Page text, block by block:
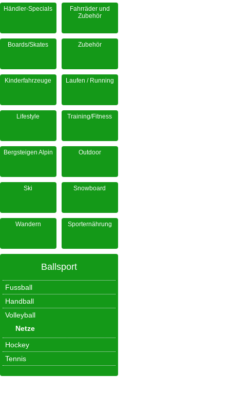
Händler-Specials
Fahrräder und
Zubehör
Boards/Skates Zubehör
Kinderfahrzeuge Laufen / Running
Lifestyle Training/Fitness
Bergsteigen Alpin Outdoor
Ski Snowboard
Wandern Sporternährung
Ballsport
Fussball
Handball
Volleyball
Netze
Hockey
Tennis